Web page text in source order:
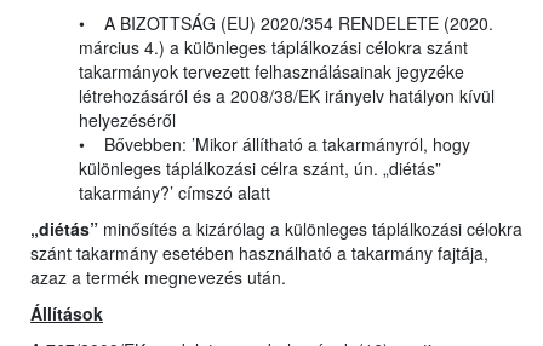
• A BIZOTTSÁG (EU) 2020/354 RENDELETE (2020.
március 4.) a különleges táplálkozási célokra szánt
takarmányok tervezett felhasználásainak jegyzéke
létrehozásáról és a 2008/38/EK irányelv hatályon kívül
helyezéséről
• Bővebben: ’Mikor állítható a takarmányról, hogy
különleges táplálkozási célra szánt, ún. „diétás”
takarmány?’ címszó alatt
„diétás” minősítés a kizárólag a különleges táplálkozási célokra
szánt takarmány esetében használható a takarmány fajtája,
azaz a termék megnevezés után.
Állítások